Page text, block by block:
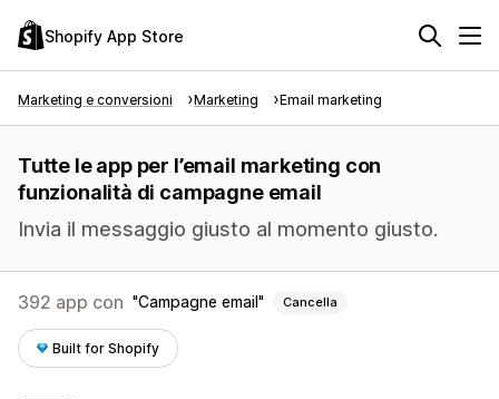
Shopify App Store
Marketing e conversioni Marketing Email marketing
Tutte le app per l’email marketing con
funzionalità di campagne email
Invia il messaggio giusto al momento giusto.
392 app con Campagne email Cancella
Built for Shopify